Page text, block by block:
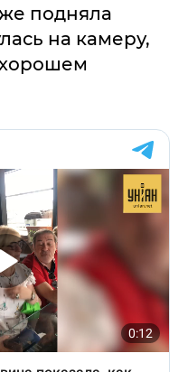
подняла
на камеру,
хорошем